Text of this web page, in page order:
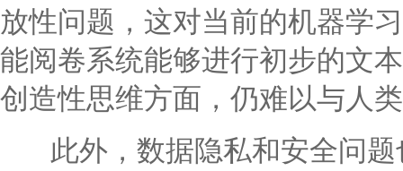
放性问题，这对当前的机器学
能阅卷系统能够进行初步的文
创造性思维方面，仍难以与人
此外，数据隐私和安全问题